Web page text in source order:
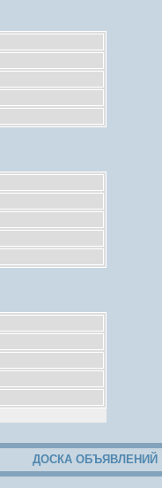
ДОСКА ОБЪЯВЛЕНИЙ